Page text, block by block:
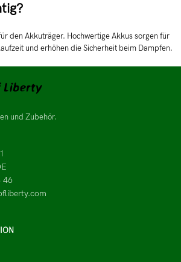
den Akkuträger. Hochwertige Akkus sorgen für
und erhöhen die Sicherheit beim Dampfen.
und Zubehör.
46